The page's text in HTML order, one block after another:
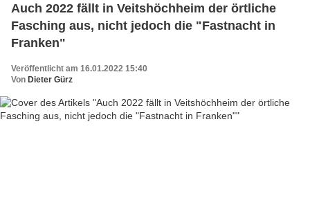
Auch 2022 fällt in Veitshöchheim der örtliche
Fasching aus, nicht jedoch die "Fastnacht in
Franken"
Veröffentlicht am 16.01.2022 15:40
Von Dieter Gürz